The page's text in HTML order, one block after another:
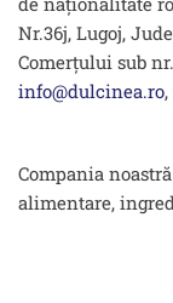
Nr.36j, Lugoj,
Comerțului sub nr.
info@dulcinea.ro
Compania
alimentare,